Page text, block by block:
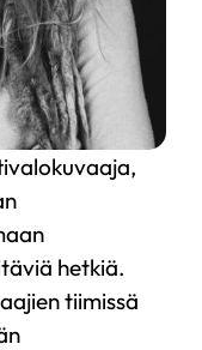
hetkiä.
tiimissä